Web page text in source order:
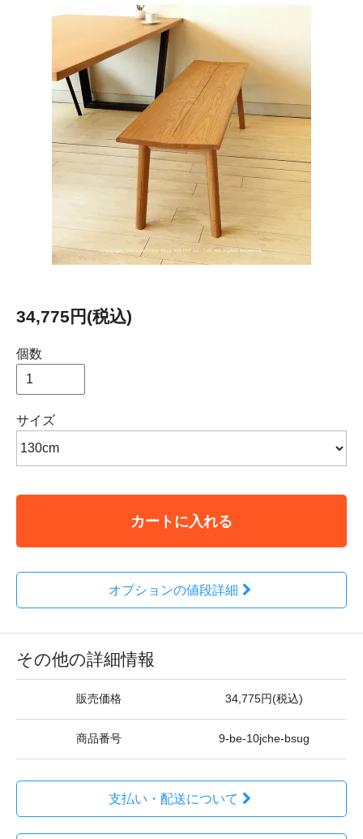
34,775円(税込)
個数
サイズ
カートに入れる
オプションの値段詳細
その他の詳細情報
販売価格 34,775円(税込)
商品番号 9-be-10jche-bsug
支払い・配送について